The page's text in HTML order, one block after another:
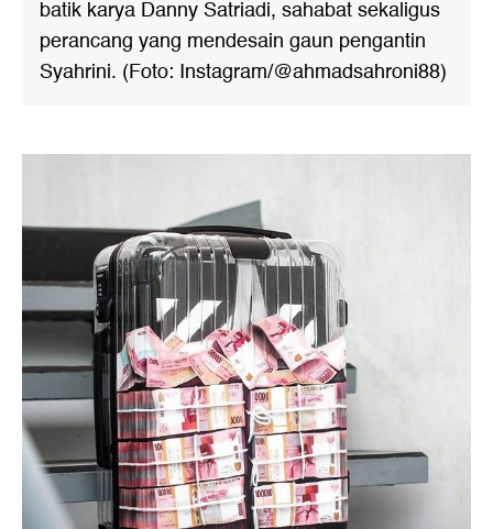
batik karya Danny Satriadi, sahabat sekaligus
perancang yang mendesain gaun pengantin
Syahrini. (Foto: Instagram/@ahmadsahroni88)